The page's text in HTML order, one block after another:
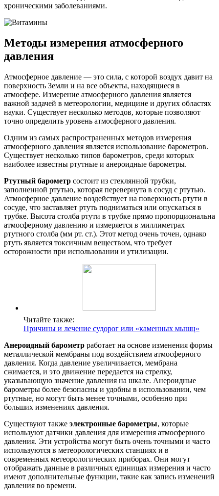
хроническими заболеваниями.
Методы измерения атмосферного
давления
Атмосферное давление — это сила, с которой воздух давит на
поверхность Земли и на все объекты, находящиеся в
атмосфере. Измерение атмосферного давления является
важной задачей в метеорологии, медицине и других областях
науки. Существует несколько методов, которые позволяют
точно определить уровень атмосферного давления.
Одним из самых распространенных методов измерения
атмосферного давления является использование барометров.
Существует несколько типов барометров, среди которых
наиболее известны ртутные и анероидные барометры.
Ртутный барометр состоит из стеклянной трубки,
заполненной ртутью, которая перевернута в сосуд с ртутью.
Атмосферное давление воздействует на поверхность ртути в
сосуде, что заставляет ртуть подниматься или опускаться в
трубке. Высота столба ртути в трубке прямо пропорциональна
атмосферному давлению и измеряется в миллиметрах
ртутного столба (мм рт. ст.). Этот метод очень точен, однако
ртуть является токсичным веществом, что требует
осторожности при использовании и утилизации.
Читайте также:
Причины и лечение судорог или «каменных мышц»
Анероидный барометр работает на основе изменения формы
металлической мембраны под воздействием атмосферного
давления. Когда давление увеличивается, мембрана
сжимается, и это движение передается на стрелку,
указывающую значение давления на шкале. Анероидные
барометры более безопасны и удобны в использовании, чем
ртутные, но могут быть менее точными, особенно при
больших изменениях давления.
Существуют также электронные барометры, которые
используют датчики давления для измерения атмосферного
давления. Эти устройства могут быть очень точными и часто
используются в метеорологических станциях и в
современных метеорологических приборах. Они могут
отображать данные в различных единицах измерения и часто
имеют дополнительные функции, такие как запись изменений
давления во времени.